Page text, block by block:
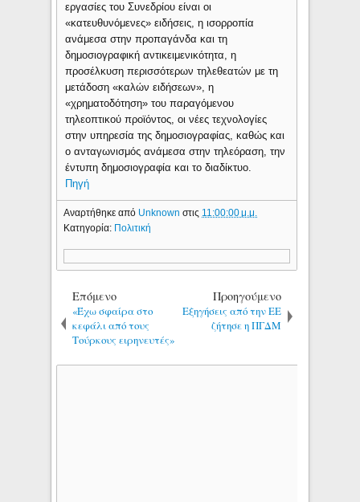
εργασίες του Συνεδρίου είναι οι
«κατευθυνόμενες» ειδήσεις, η ισορροπία
ανάμεσα στην προπαγάνδα και τη
δημοσιογραφική αντικειμενικότητα, η
προσέλκυση περισσότερων τηλεθεατών με τη
μετάδοση «καλών ειδήσεων», η
«χρηματοδότηση» του παραγόμενου
τηλεοπτικού προϊόντος, οι νέες τεχνολογίες
στην υπηρεσία της δημοσιογραφίας, καθώς και
ο ανταγωνισμός ανάμεσα στην τηλεόραση, την
έντυπη δημοσιογραφία και το διαδίκτυο.
Πηγή
Αναρτήθηκε από Unknownστις 11:00:00 μ.μ.
Κατηγορία: Πολιτική
Επόμενο
«Έχω σφαίρα στο
κεφάλι από τους
Τούρκους ειρηνευτές»
Προηγούμενο
Εξηγήσεις από την ΕΕ
ζήτησε η ΠΓΔΜ